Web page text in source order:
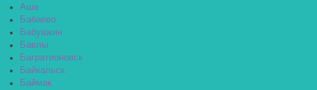
Аша
Бабаево
Бабушкин
Бавлы
Багратионовск
Байкальск
Баймак